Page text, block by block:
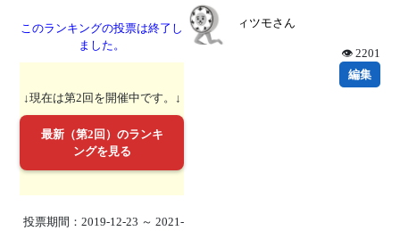
このランキングの投票は終了し
ました。
↓現在は第2回を開催中です。↓
最新（第2回）のランキ
ングを見る
投票期間：2019-12-23 ～ 2021-
ィツモさん
👁 2201
編集